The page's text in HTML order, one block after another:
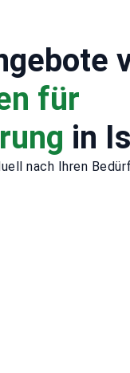
für
in
nach Ihren